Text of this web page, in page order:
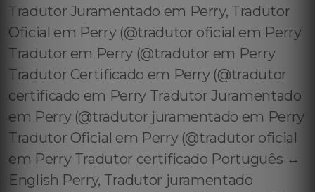
Tradutor Juramentado em Perry, Tradutor
Oficial em Perry (@tradutor oficial em Perry
Tradutor em Perry (@tradutor em Perry
Tradutor Certificado em Perry (@tradutor
certificado em Perry Tradutor Juramentado
em Perry (@tradutor juramentado em Perry
Tradutor Oficial em Perry (@tradutor oficial
em Perry Tradutor certificado Português ↔️
English Perry, Tradutor juramentado